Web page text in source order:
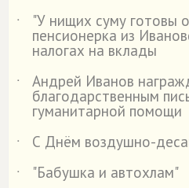
˙
"У нищих суму готовы
пенсионерка из
налогах на вклады
˙
Андрей Иванов
благодарственным
гуманитарной помощи
˙
С Днём воздушно-
˙
"Бабушка и автохлам"